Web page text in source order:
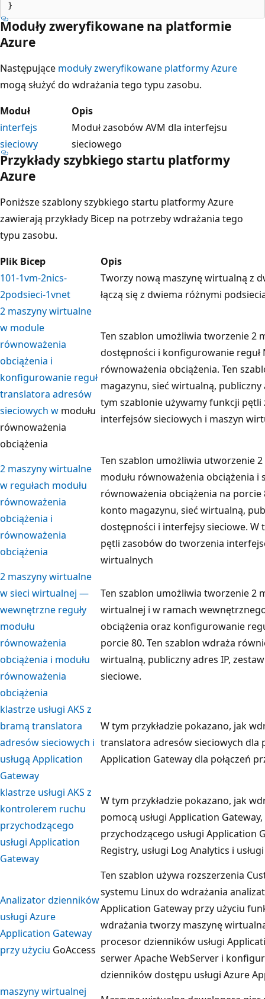
Moduły zweryfikowane na platformie
Azure
Następujące moduły zweryfikowane platformy Azure
mogą służyć do wdrażania tego typu zasobu.
Moduł
Opis
interfejs
sieciowy
Moduł zasobów AVM dla interfejsu
sieciowego
Przykłady szybkiego startu platformy
Azure
Poniższe szablony szybkiego startu platformy Azure
zawierają przykłady Bicep na potrzeby wdrażania tego
typu zasobu.
Plik Bicep
Opis
101-1vm-2nics-
2podsieci-1vnet
Tworzy nową maszynę wirtualną z
łączą się z dwiema różnymi
2 maszyny wirtualne
w module
równoważenia
obciążenia i
konfigurowanie reguł
translatora adresów
sieciowych w modułu
równoważenia
obciążenia
Ten szablon umożliwia tworzenie 2
dostępności i konfigurowanie reguł
równoważenia obciążenia. Ten
magazynu, sieć wirtualną,
tym szablonie używamy funkcji
interfejsów sieciowych i maszyn
2 maszyny wirtualne
w regułach modułu
równoważenia
obciążenia i
równoważenia
obciążenia
Ten szablon umożliwia utworzenie
modułu równoważenia obciążenia i
równoważenia obciążenia na
konto magazynu, sieć wirtualną,
dostępności i interfejsy sieciowe.
pętli zasobów do tworzenia
wirtualnych
2 maszyny wirtualne
w sieci wirtualnej —
wewnętrzne reguły
modułu
równoważenia
obciążenia i modułu
równoważenia
obciążenia
Ten szablon umożliwia tworzenie 2
wirtualnej i w ramach
obciążenia oraz konfigurowanie
porcie 80. Ten szablon wdraża
wirtualną, publiczny adres IP,
sieciowe.
klastrze usługi AKS z
bramą translatora
adresów sieciowych i
usługą Application
Gateway
W tym przykładzie pokazano, jak
translatora adresów sieciowych dla
Application Gateway dla połączeń
klastrze usługi AKS z
kontrolerem ruchu
przychodzącego
usługi Application
Gateway
W tym przykładzie pokazano, jak
pomocą usługi Application
przychodzącego usługi Application
Registry, usługi Log Analytics i
Analizator dzienników
usługi Azure
Application Gateway
przy użyciu GoAccess
Ten szablon używa rozszerzenia
systemu Linux do wdrażania
Application Gateway przy użyciu
wdrażania tworzy maszynę
procesor dzienników usługi
serwer Apache WebServer i
dzienników dostępu usługi Azure
maszyny wirtualnej